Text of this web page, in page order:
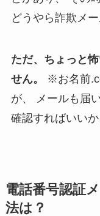
どうやら詐欺メ
ただ、ちょっと
せん。
※お名前
が、
メールも届
確認すればいいか
電話番号認証
法は？